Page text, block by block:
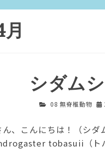
シダム
08 無脊椎動物
、こんにちは！（シ
tobasuii（ト